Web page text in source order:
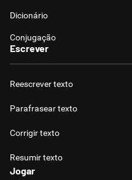
Dicionário
Conjugação
Escrever
Reescrever texto
Parafrasear texto
Corrigir texto
Resumir texto
Jogar